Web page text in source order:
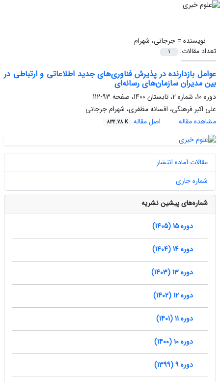
نویسنده =جرجانی، شهرام
تعداد مقالات:
1
عوامل بازدارنده در پذیرش فناوری‌های جدید اطلاعاتی و ارتباطی در
بین مدیران سازمان‌های رسانه‌ای
دوره 10، شماره 2، تابستان 1400، صفحه
93-112
علی اکبر فرهنگی، افسانه مظفری، شهرام جرجانی
مشاهده مقاله
اصل مقاله 832.78 K
مقالات آماده انتشار
شماره جاری
شماره‌های پیشین نشریه
دوره 15 (1405)
دوره 14 (1404)
دوره 13 (1403)
دوره 12 (1402)
دوره 11 (1401)
دوره 10 (1400)
دوره 9 (1399)